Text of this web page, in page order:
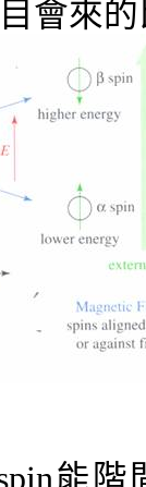
會來的
能階